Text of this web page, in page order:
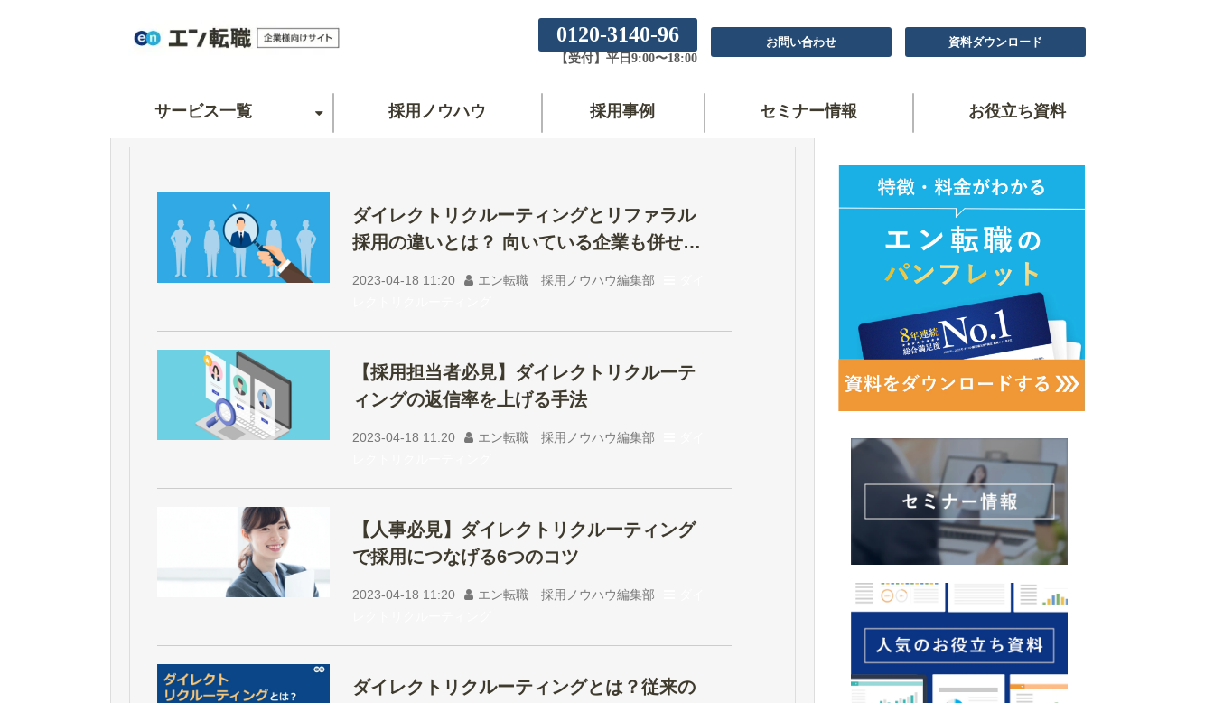
0120-3140-96
【受付】平日9:00〜18:00
お問い合わせ 資料ダウンロード
サービス一覧 採用ノウハウ 採用事例 セミナー情報 お役立ち資料
ダイレクトリクルーティングとリファラル
採用の違いとは？ 向いている企業も併せて
2023-04-18 11:20 エン転職 採用ノウハウ編集部
【採用担当者必見】ダイレクトリクルーテ
ィングの返信率を上げる手法
2023-04-18 11:20 エン転職 採用ノウハウ編集部
【人事必見】ダイレクトリクルーティング
で採用につなげる6つのコツ
2023-04-18 11:20 エン転職 採用ノウハウ編集部
ダイレクトリクルーティングとは？従来の